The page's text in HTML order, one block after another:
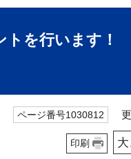
を行います！
ページ番号1030812 更
印刷